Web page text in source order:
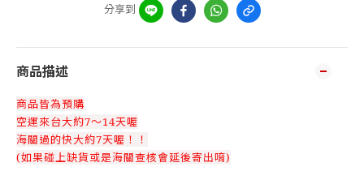
分享到
商品描述
商品皆為預購
空運來台大約7～14天喔
海關過的快大約7天喔！！
(如果碰上缺貨或是海關查核會延後寄出唷)